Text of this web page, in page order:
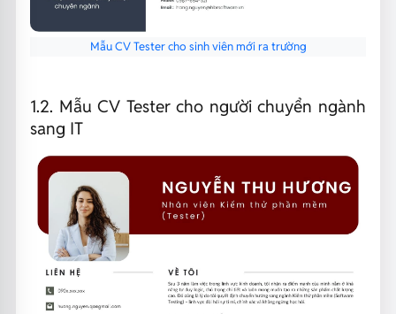
Mẫu CV Tester cho sinh viên mới ra trường
1.2. Mẫu CV Tester cho người chuyển ngành
sang IT